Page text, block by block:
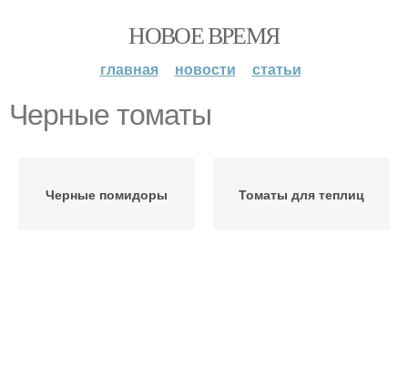
НОВОЕ ВРЕМЯ
главная новости статьи
Черные томаты
Черные помидоры Томаты для теплиц